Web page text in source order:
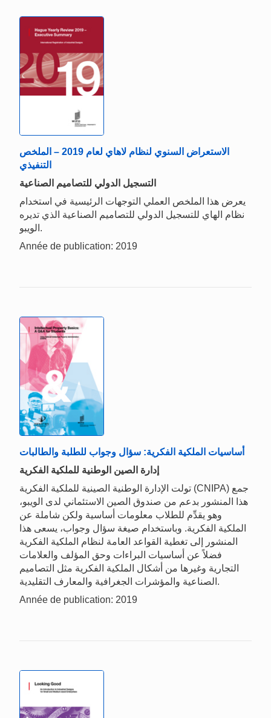
الاستعراض السنوي لنظام لاهاي لعام 2019 – الملخص
التنفيذي
التسجيل الدولي للتصاميم الصناعية
يعرض هذا الملخص العملي التوجهات الرئيسية في استخدام
نظام الهاي للتسجيل الدولي للتصاميم الصناعية الذي تديره
الويبو.
Année de publication: 2019
أساسيات الملكية الفكرية: سؤال وجواب للطلبة والطالبات
إدارة الصين الوطنية للملكية الفكرية
تولت الإدارة الوطنية الصينية للملكية الفكرية (CNIPA) جمع
هذا المنشور بدعم من صندوق الصين الاستئماني لدى الويبو،
وهو يقدِّم للطلاب معلومات أساسية ولكن شاملة عن
الملكية الفكرية. وباستخدام صيغة سؤال وجواب، يسعى هذا
المنشور إلى تغطية القواعد العامة لنظام الملكية الفكرية
فضلاً عن أساسيات البراءات وحق المؤلف والعلامات
التجارية وغيرها من أشكال الملكية الفكرية مثل التصاميم
الصناعية والمؤشرات الجغرافية والمعارف التقليدية.
Année de publication: 2019